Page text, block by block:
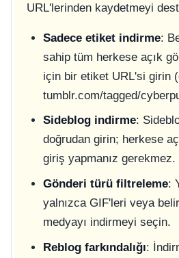
URL'lerinden kaydetmeyi
Sadece etiket indirme:
sahip tüm herkese açık
için bir etiket URL'si girin
tumblr.com/tagged/
Sideblog indirme:
doğrudan girin; herkese
giriş yapmanız gerekmez.
Gönderi türü filtreleme:
yalnızca GIF'leri veya
medyayı indirmeyi seçin.
Reblog farkındalığı: